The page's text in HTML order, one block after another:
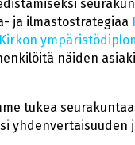
ja ilmastostrategiaa
Kirkon
näiden
tukea
yhdenvertaisuuden